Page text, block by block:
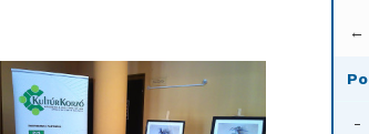
←
Po
-